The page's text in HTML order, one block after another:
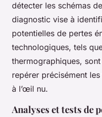
détecter les schémas
diagnostic vise à
potentielles de pertes
technologiques, tels
thermographiques,
repérer précisément les
à l’œil nu.
Analyses et tests de